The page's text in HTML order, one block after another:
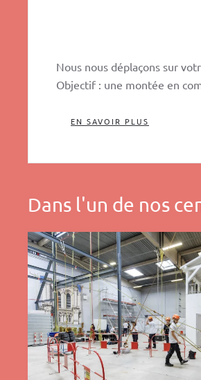
Nous nous déplaçons sur
Objectif : une montée en
EN SAVOIR PLUS
Dans l'un de nos